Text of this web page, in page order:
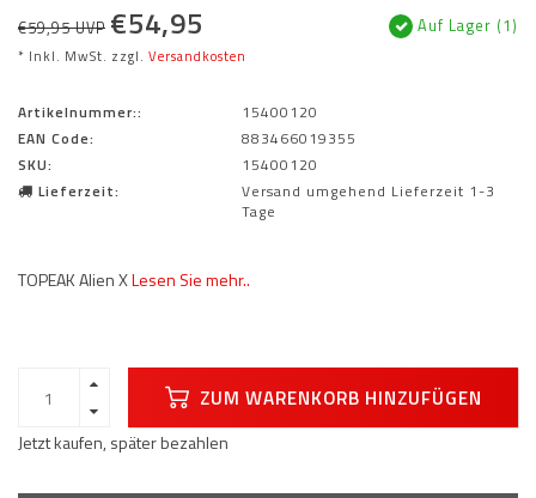
€59,95 UVP €54,95
* Inkl. MwSt. zzgl. Versandkosten
Auf Lager (1)
Artikelnummer::
15400120
EAN Code:
883466019355
SKU:
15400120
Lieferzeit:
Versand umgehend Lieferzeit 1-3
Tage
TOPEAK Alien XLesen Sie mehr..
ZUM WARENKORB HINZUFÜGEN
Jetzt kaufen, später bezahlen